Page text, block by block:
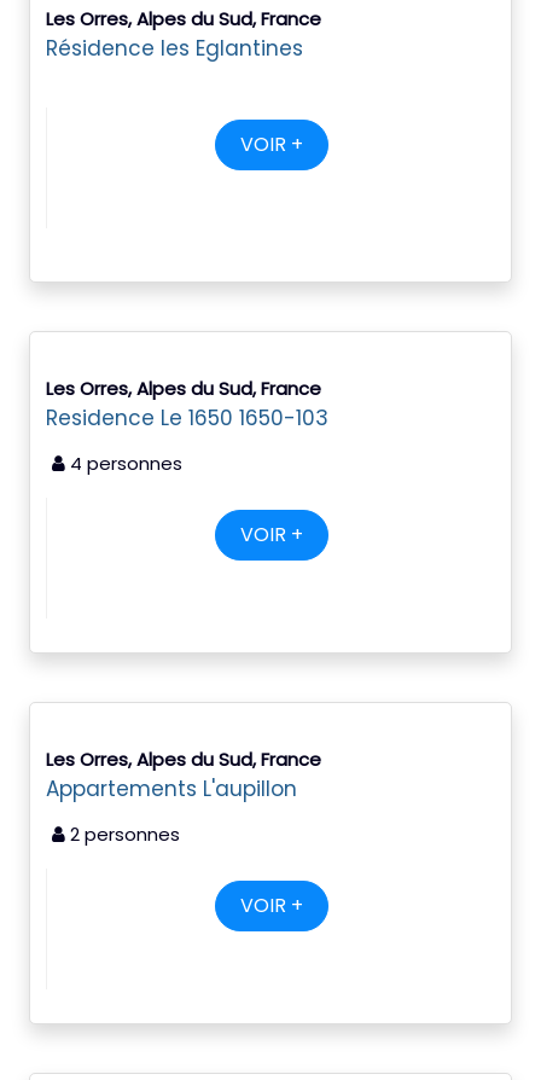
Les Orres, Alpes du Sud, France
Résidence les Eglantines
VOIR +
Les Orres, Alpes du Sud, France
Residence Le 1650 1650-103
4 personnes
VOIR +
Les Orres, Alpes du Sud, France
Appartements L'aupillon
2 personnes
VOIR +